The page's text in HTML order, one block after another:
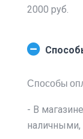
2000 руб.
Способы
- В
наличными,